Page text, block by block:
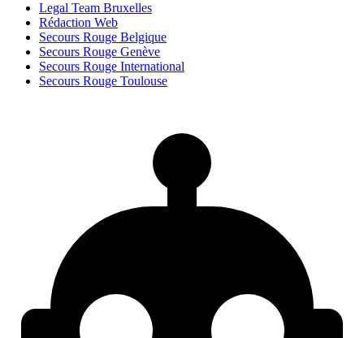
Legal Team Bruxelles
Rédaction Web
Secours Rouge Belgique
Secours Rouge Genève
Secours Rouge International
Secours Rouge Toulouse